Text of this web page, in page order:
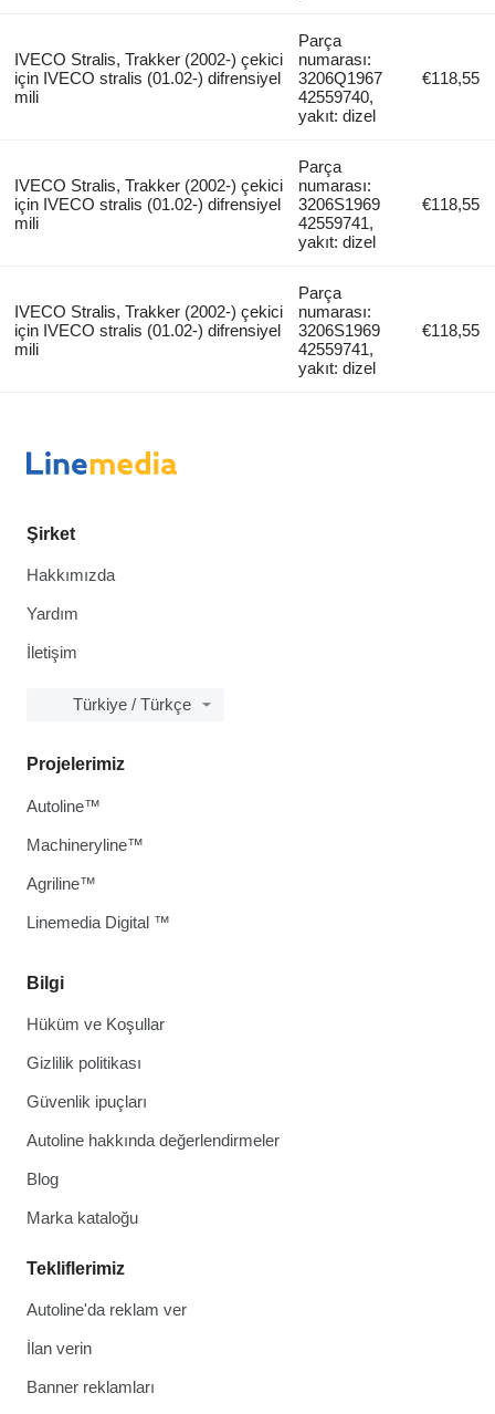
IVECO Stralis, Trakker (2002-) çekici
için IVECO stralis (01.02-) difrensiyel
mili
Parça
numarası:
3206Q1967
42559740,
yakıt: dizel
€118,55
IVECO Stralis, Trakker (2002-) çekici
için IVECO stralis (01.02-) difrensiyel
mili
Parça
numarası:
3206S1969
42559741,
yakıt: dizel
€118,55
IVECO Stralis, Trakker (2002-) çekici
için IVECO stralis (01.02-) difrensiyel
mili
Parça
numarası:
3206S1969
42559741,
yakıt: dizel
€118,55
Şirket
Hakkımızda
Yardım
İletişim
Türkiye / Türkçe
Bilgi
Hüküm ve Koşullar
Gizlilik politikası
Güvenlik ipuçları
Autoline hakkında değerlendirmeler
Blog
Marka kataloğu
Tekliflerimiz
Autoline'da reklam ver
İlan verin
Banner reklamları
Projelerimiz
Autoline™
Machineryline™
Agriline™
Linemedia Digital ™